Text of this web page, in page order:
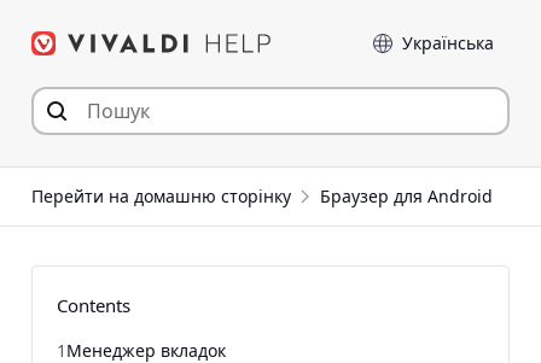
Мова
Перейти на домашню сторінку Браузер для Android
Contents
1 Менеджер вкладок